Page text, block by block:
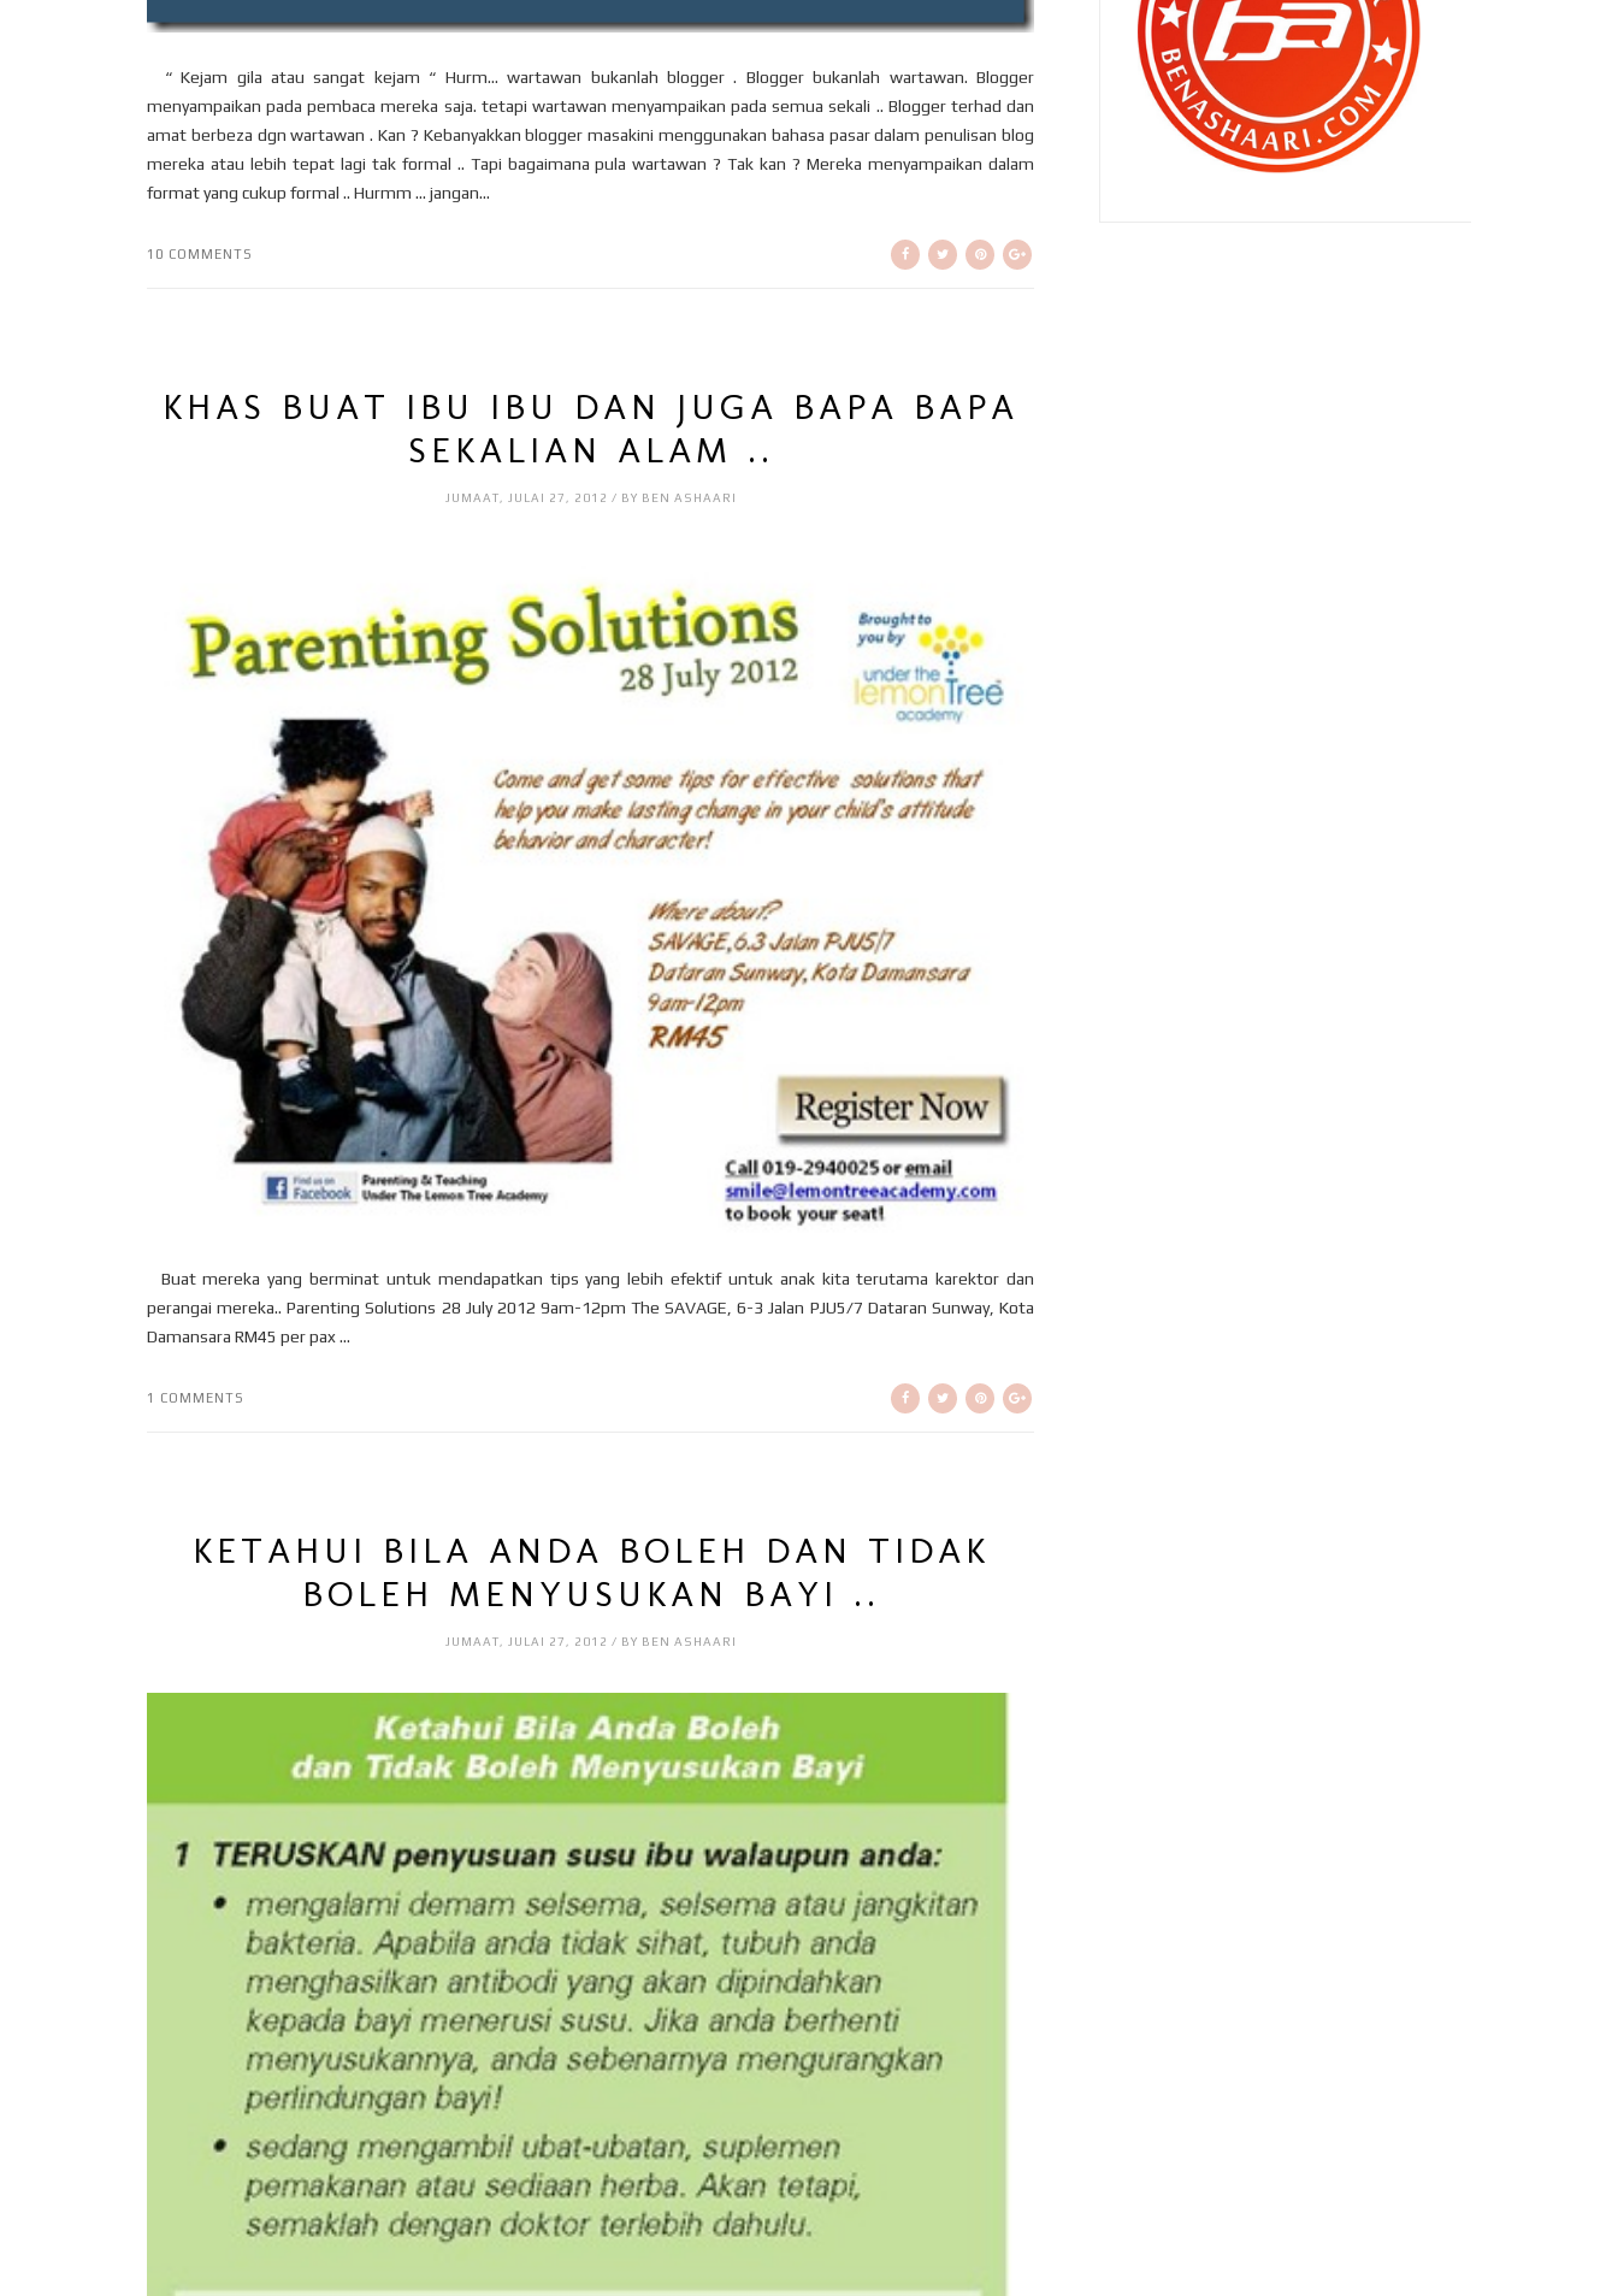
“ Kejam gila atau sangat kejam “ Hurm… wartawan bukanlah blogger . Blogger bukanlah wartawan. Blogger
menyampaikan pada pembaca mereka saja. tetapi wartawan menyampaikan pada semua sekali .. Blogger terhad dan
amat berbeza dgn wartawan . Kan ? Kebanyakkan blogger masakini menggunakan bahasa pasar dalam penulisan blog
mereka atau lebih tepat lagi tak formal .. Tapi bagaimana pula wartawan ? Tak kan ? Mereka menyampaikan dalam
format yang cukup formal .. Hurmm … jangan...
10 COMMENTS
KHAS BUAT IBU IBU DAN JUGA BAPA BAPA
SEKALIAN ALAM ..
JUMAAT, JULAI 27, 2012 / BY BEN ASHAARI
Buat mereka yang berminat untuk mendapatkan tips yang lebih efektif untuk anak kita terutama karektor dan
perangai mereka.. Parenting Solutions 28 July 2012 9am-12pm The SAVAGE, 6-3 Jalan PJU5/7 Dataran Sunway, Kota
Damansara RM45 per pax ...
1 COMMENTS
KETAHUI BILA ANDA BOLEH DAN TIDAK
BOLEH MENYUSUKAN BAYI ..
JUMAAT, JULAI 27, 2012 / BY BEN ASHAARI
►2014
(1504)
►2013 (2151)
►2012(2986)
►2011(4966)
2010(4406)